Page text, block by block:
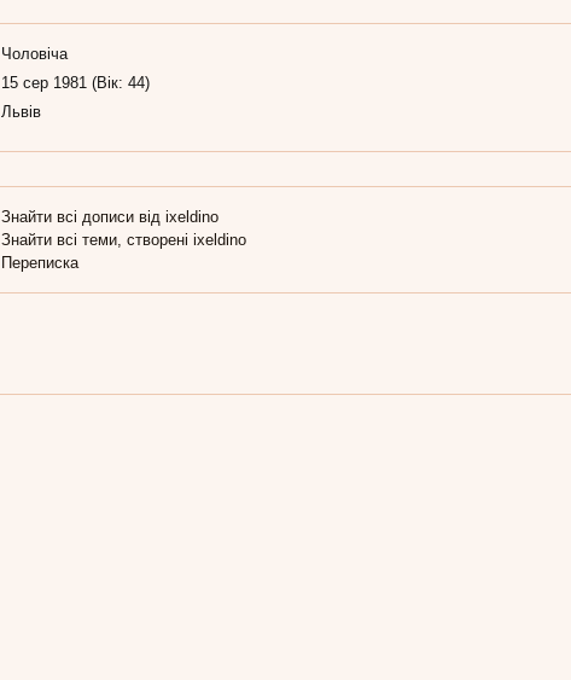
Чоловіча
15 сер 1981 (Вік: 44)
Львів
Знайти всі дописи від ixeldino
Знайти всі теми, створені ixeldino
Переписка